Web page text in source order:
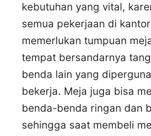
kebutuhan yang vital,
semua pekerjaan di kantor
memerlukan tumpuan
tempat bersandarnya
benda lain yang
bekerja. Meja juga bisa
benda-benda ringan dan
sehingga saat membeli